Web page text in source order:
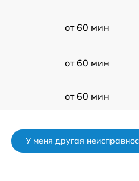
от 60 мин
от 60 мин
от 60 мин
от 60 мин
У меня другая